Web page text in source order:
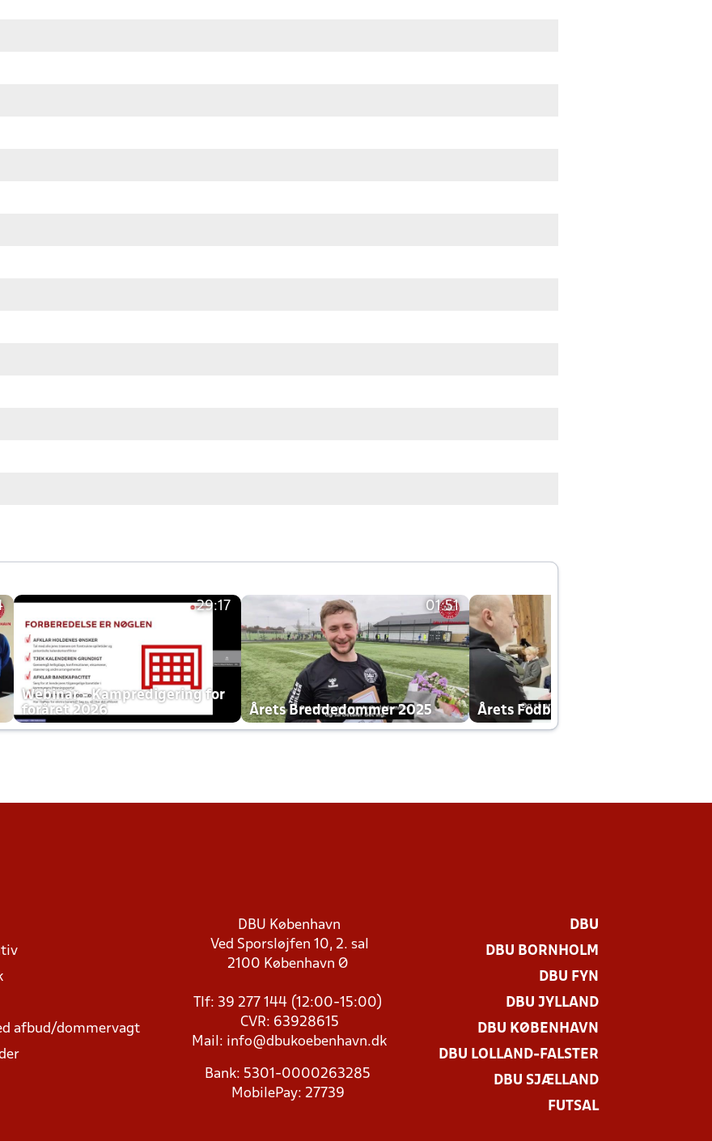
29:17
Webinar - Kampredigering for
foråret 2026
01:51
Årets Breddedommer 2025 Årets Fodboldklub 2025 mp4
afbud/dommervagt
DBU København
Ved Sporsløjfen 10, 2. sal
2100 København Ø
Tlf: 39 277 144 (12:00-15:00)
CVR: 63928615
Mail: info@dbukoebenhavn.dk
Bank: 5301-0000263285
MobilePay: 27739
DBU
DBU BORNHOLM
DBU FYN
DBU JYLLAND
DBU KØBENHAVN
DBU LOLLAND-FALSTER
DBU SJÆLLAND
FUTSAL